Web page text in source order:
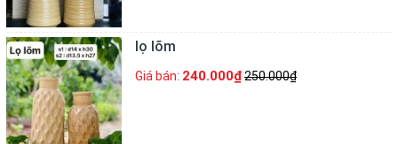
lọ lõm
Giá bán: 240.000₫250.000₫